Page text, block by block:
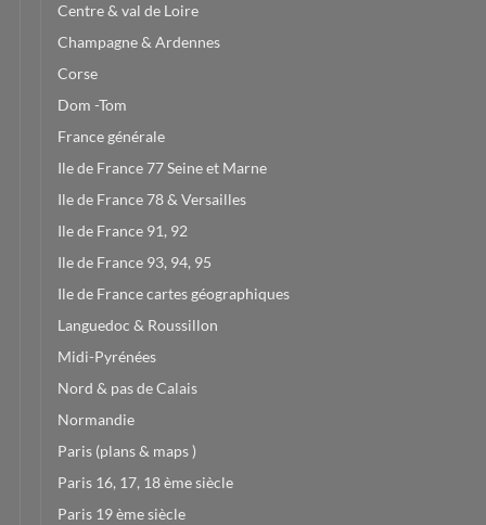
Centre & val de Loire
Champagne & Ardennes
Corse
Dom -Tom
France générale
Ile de France 77 Seine et Marne
Ile de France 78 & Versailles
Ile de France 91, 92
Ile de France 93, 94, 95
Ile de France cartes géographiques
Languedoc & Roussillon
Midi-Pyrénées
Nord & pas de Calais
Normandie
Paris (plans & maps )
Paris 16, 17, 18 ème siècle
Paris 19 ème siècle